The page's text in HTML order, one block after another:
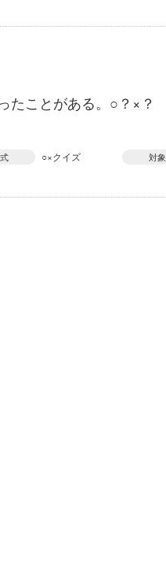
たことがある。○？×？
○×クイズ 対象